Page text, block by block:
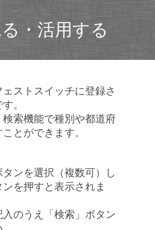
・活用する
ストスイッチに登録さ
。
索機能で種別や都道府
とができます。
ンを選択（複数可）し
を押すと表示されま
のうえ「検索」ボタン